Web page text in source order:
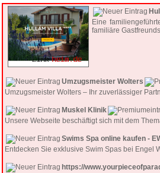
Eine
familiäre
Umzugsmeister Wolters
Umzugsmeister Wolters – Ihr zuverlässiger
Muskel Klinik
Unsere Webseite beschäftigt sich mit dem
Swims Spa online kaufen -
Entdecken Sie exklusive Swim Spas bei Engel
https://